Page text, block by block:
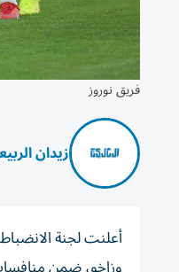
فريق نوروز
زيدان
أعلنت لجنة